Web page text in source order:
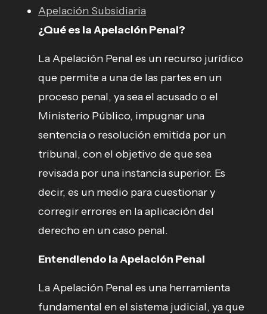
Apelación Subsidiaria
¿Qué es la Apelación Penal?
La Apelación Penal es un recurso jurídico
que permite a una de las partes en un
proceso penal, ya sea el acusado o el
Ministerio Público, impugnar una
sentencia o resolución emitida por un
tribunal, con el objetivo de que sea
revisada por una instancia superior. Es
decir, es un medio para cuestionar y
corregir errores en la aplicación del
derecho en un caso penal.
Entendiendo la Apelación Penal
La Apelación Penal es una herramienta
fundamental en el sistema judicial, ya que